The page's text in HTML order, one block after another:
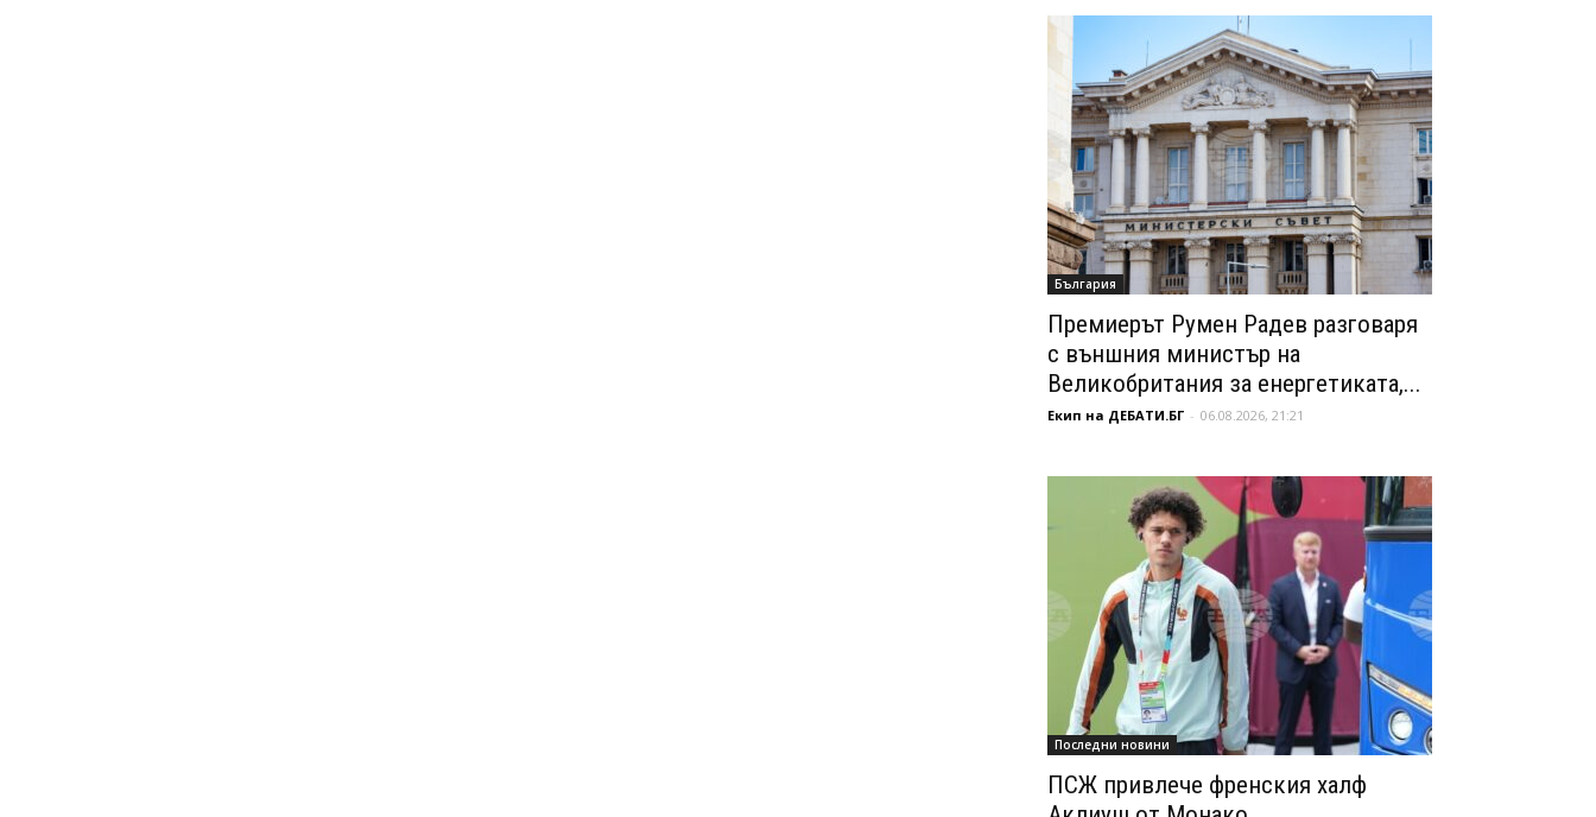
България
Премиерът Румен Радев разговаря
с външния министър на
Великобритания за енергетиката,...
Екип на ДЕБАТИ.БГ - 06.08.2026, 21:21
Последни новини
ПСЖ привлече френския халф